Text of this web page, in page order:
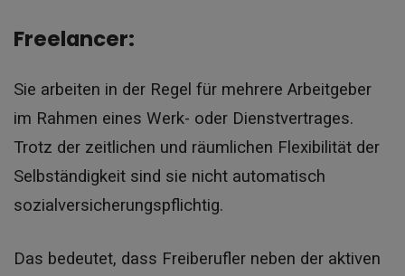
Freelancer:
Sie arbeiten in der Regel für mehrere Arbeitgeber
im Rahmen eines Werk- oder Dienstvertrages.
Trotz der zeitlichen und räumlichen Flexibilität der
Selbständigkeit sind sie nicht automatisch
sozialversicherungspflichtig.
Das bedeutet, dass Freiberufler neben der aktiven